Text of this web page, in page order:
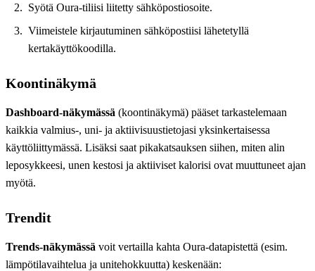
Syötä Oura-tiliisi liitetty sähköpostiosoite.
Viimeistele kirjautuminen sähköpostiisi lähetetyllä
kertakäyttökoodilla.
Koontinäkymä
Dashboard-näkymässä (koontinäkymä) pääset tarkastelemaan
kaikkia valmius-, uni- ja aktiivisuustietojasi yksinkertaisessa
käyttöliittymässä. Lisäksi saat pikakatsauksen siihen, miten alin
leposykkeesi, unen kestosi ja aktiiviset kalorisi ovat muuttuneet ajan
myötä.
Trendit
Trends-näkymässä voit vertailla kahta Oura-datapistettä (esim.
lämpötilavaihtelua ja unitehokkuutta) keskenään: